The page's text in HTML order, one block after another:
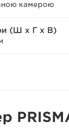
камерою
(Ш x Г x В)